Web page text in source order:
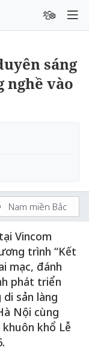
sáng
nghề vào
Nam miền Bắc
Vincom
trình “Kết
mạc, đánh
phát triển
sản làng
Nội cùng
khổ Lễ